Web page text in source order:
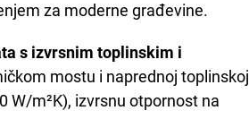
za moderne građevine.
s izvrsnim toplinskim i
mostu i naprednoj toplinskoj
W/m²K), izvrsnu otpornost na